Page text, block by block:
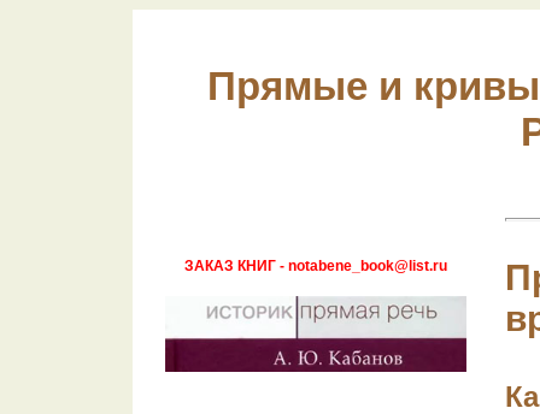
Прямые и
ЗАКАЗ КНИГ - notabene_book@list.ru